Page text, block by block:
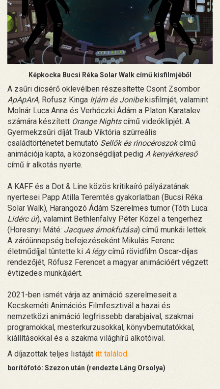
Képkocka Bucsi Réka Solar Walk című kisfilmjéből
A zsűri dicsérő oklevélben részesítette Csont Zsombor
ApApArA, Rofusz Kinga Irjám és Jonibekisfilmjét, valamint
Molnár Luca Anna és Verhóczki Ádám a Platon Karatalev
számára készített Orange Nightscímű videóklipjét. A
Gyermekzsűri díját Traub Viktória szürreális
családtörténetet bemutató Sellők és rinocéroszokcímű
animációja kapta, a közönségdíjat pedig A kenyérkereső
című ír alkotás nyerte.
A KAFF és a Dot & Line közös kritikaíró pályázatának
nyertesei Papp Atilla Teremtés gyakorlatban (Bucsi Réka:
Solar Walk), Harangozó Ádám Szerelmes tumor (Tóth Luca:
Lidérc úr), valamint Bethlenfalvy Péter Közel a tengerhez
(Horesnyi Máté: Jacques ámokfutása) című munkái lettek.
A záróünnepség befejezéseként Mikulás Ferenc
életműdíjjal tüntette ki A légycímű rövidfilm Oscar-díjas
rendezőjét, Rófusz Ferencet a magyar animációért végzett
évtizedes munkájáért.
2021-ben ismét várja az animáció szerelmeseit a
Kecskeméti Animációs Filmfesztivál a hazai és
nemzetközi animáció legfrissebb darabjaival, szakmai
programokkal, mesterkurzusokkal, könyvbemutatókkal,
kiállításokkal és a szakma világhírű alkotóival.
A díjazottak teljes listáját itt találod.
borítófotó: Szezon után (rendezte Láng Orsolya)